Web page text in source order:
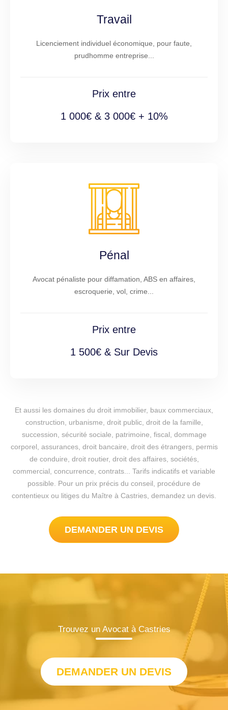
Travail
Licenciement individuel économique, pour faute,
prudhomme entreprise...
Prix entre
1 000€ & 3 000€ + 10%
Pénal
Avocat pénaliste pour diffamation, ABS en affaires,
escroquerie, vol, crime...
Prix entre
1 500€ & Sur Devis
Et aussi les domaines du droit immobilier, baux commerciaux,
construction, urbanisme, droit public, droit de la famille,
succession, sécurité sociale, patrimoine, fiscal, dommage
corporel, assurances, droit bancaire, droit des étrangers, permis
de conduire, droit routier, droit des affaires, sociétés,
commercial, concurrence, contrats... Tarifs indicatifs et variable
possible. Pour un prix précis du conseil, procédure de
contentieux ou litiges du Maître à Castries, demandez un devis.
DEMANDER UN DEVIS
Trouvez un Avocat à Castries
DEMANDER UN DEVIS